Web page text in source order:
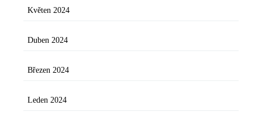
Květen 2024
Duben 2024
Březen 2024
Leden 2024